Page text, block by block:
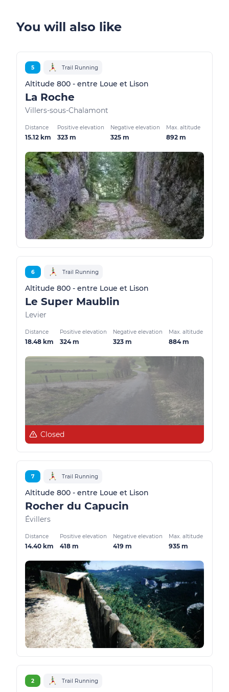
You will also like
5 Trail Running
Altitude 800 - entre Loue et Lison
La Roche
Villers-sous-Chalamont
Distance
15.12 km
Positive elevation
323 m
Negative elevation
325 m
Max. altitude
892 m
6 Trail Running
Altitude 800 - entre Loue et Lison
Le Super Maublin
Levier
Distance
18.48 km
Positive elevation
324 m
Negative elevation
323 m
Max. altitude
884 m
Closed
7 Trail Running
Altitude 800 - entre Loue et Lison
Rocher du Capucin
Évillers
Distance
14.40 km
Positive elevation
418 m
Negative elevation
419 m
Max. altitude
935 m
2 Trail Running